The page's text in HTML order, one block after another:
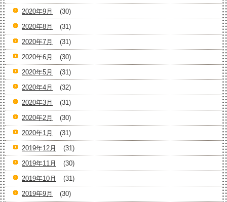
2020年9月
(30)
2020年8月
(31)
2020年7月
(31)
2020年6月
(30)
2020年5月
(31)
2020年4月
(32)
2020年3月
(31)
2020年2月
(30)
2020年1月
(31)
2019年12月
(31)
2019年11月
(30)
2019年10月
(31)
2019年9月
(30)